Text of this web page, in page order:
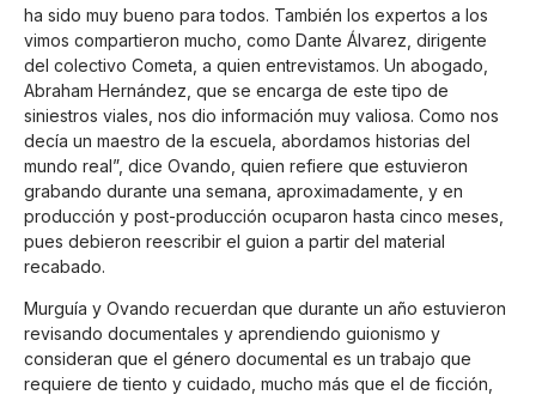
ha sido muy bueno para todos. También los expertos a los
vimos compartieron mucho, como Dante Álvarez, dirigente
del colectivo Cometa, a quien entrevistamos. Un abogado,
Abraham Hernández, que se encarga de este tipo de
siniestros viales, nos dio información muy valiosa. Como nos
decía un maestro de la escuela, abordamos historias del
mundo real”, dice Ovando, quien refiere que estuvieron
grabando durante una semana, aproximadamente, y en
producción y post-producción ocuparon hasta cinco meses,
pues debieron reescribir el guion a partir del material
recabado.
Murguía y Ovando recuerdan que durante un año estuvieron
revisando documentales y aprendiendo guionismo y
consideran que el género documental es un trabajo que
requiere de tiento y cuidado, mucho más que el de ficción,